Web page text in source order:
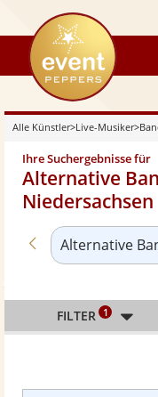
eventpeppers
Alle Künstler>Live-Musiker>
Ihre Suchergebnisse für
Alternative
Niedersachsen
Zurück zu
Alternative
FILTER 1